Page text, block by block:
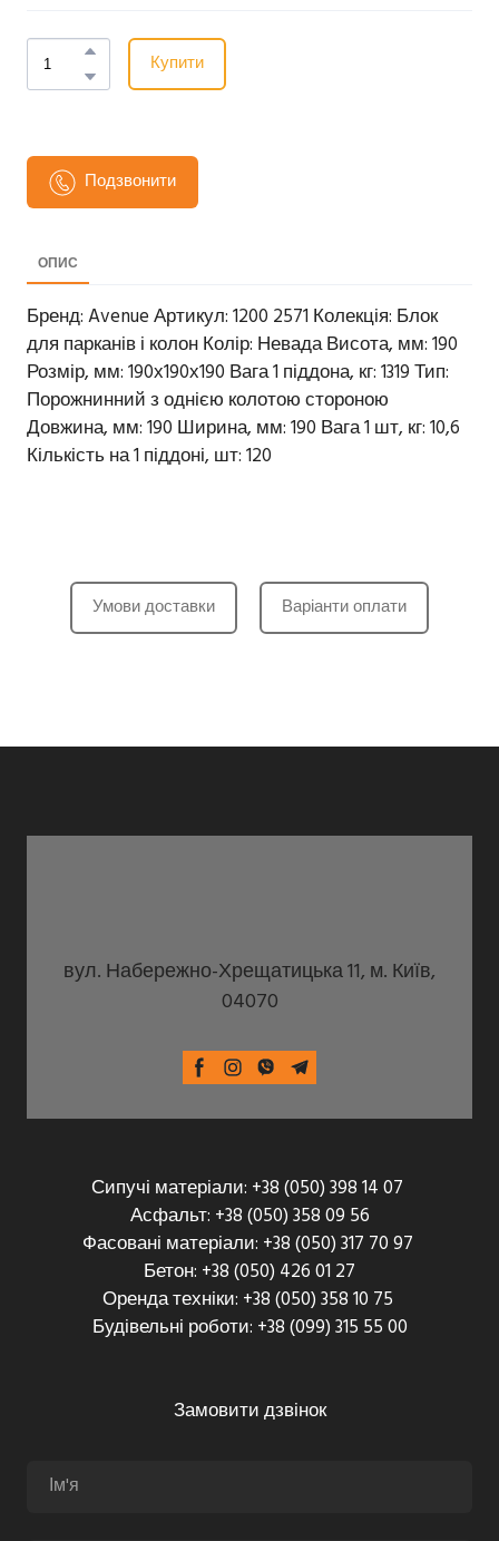
Купити
Подзвонити
ОПИС
Бренд: Avenue Артикул: 1200 2571 Колекція: Блок
для парканів і колон Колір: Невада Висота, мм: 190
Розмір, мм: 190х190х190 Вага 1 піддона, кг: 1319 Тип:
Порожнинний з однією колотою стороною
Довжина, мм: 190 Ширина, мм: 190 Вага 1 шт, кг: 10,6
Кількість на 1 піддоні, шт: 120
Умови доставки Варіанти оплати
вул. Набережно-Хрещатицька 11, м. Київ,
04070
Сипучі матеріали: +38 (050) 398 14 07
Асфальт: +38 (050) 358 09 56
Фасовані матеріали: +38 (050) 317 70 97
Бетон: +38 (050) 426 01 27
Оренда техніки: +38 (050) 358 10 75
Будівельні роботи: +38 (099) 315 55 00
Замовити дзвінок